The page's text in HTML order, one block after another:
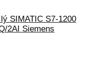
SIMATIC S7-1200
2AI Siemens